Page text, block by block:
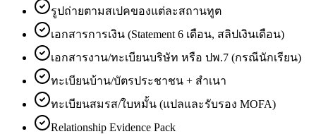
รูปถ่ายตามสเปคของแต่ละสถานทูต
เอกสารการเงิน (Statement 6 เดือน, สลิปเงินเดือน)
เอกสารงาน/ทะเบียนบริษัท หรือ ปพ.7 (กรณีนักเรียน)
ทะเบียนบ้าน/บัตรประชาชน + สำเนา
ทะเบียนสมรส/ใบหมั้น (แปลและรับรอง MOFA)
Relationship Evidence Pack